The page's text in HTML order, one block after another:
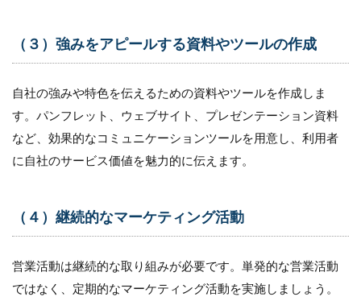
（３）強みをアピールする資料やツールの作成
自社の強みや特色を伝えるための資料やツールを作成しま
す。パンフレット、ウェブサイト、プレゼンテーション資料
など、効果的なコミュニケーションツールを用意し、利用者
に自社のサービス価値を魅力的に伝えます。
（４）継続的なマーケティング活動
営業活動は継続的な取り組みが必要です。単発的な営業活動
ではなく、定期的なマーケティング活動を実施しましょう。